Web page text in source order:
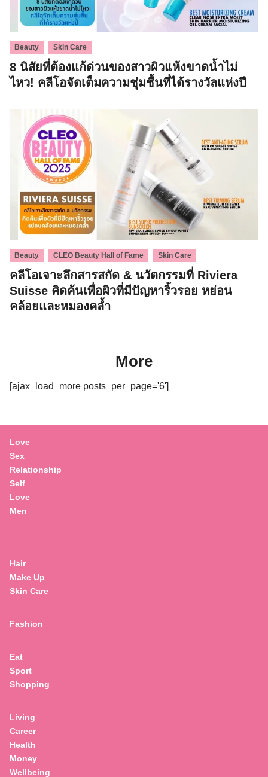
Beauty Skin Care
8 นิสัยที่ต้องแก้ด่วนของสาวผิวแห้งขาดน้ำไม่
ไหว! คลีโอจัดเต็มความชุ่มชื้นที่ได้รางวัลแห่งปี
Beauty CLEO Beauty Hall of Fame Skin Care
คลีโอเจาะลึกสารสกัด & นวัตกรรมที่ Riviera
Suisse คิดค้นเพื่อผิวที่มีปัญหาริ้วรอย หย่อน
คล้อยและหมองคล้ำ
More
[ajax_load_more posts_per_page='6']
Love
Sex
Relationship
Self
Love
Men
Hair
Make Up
Skin Care
Fashion
Eat
Sport
Shopping
Living
Career
Health
Money
Wellbeing